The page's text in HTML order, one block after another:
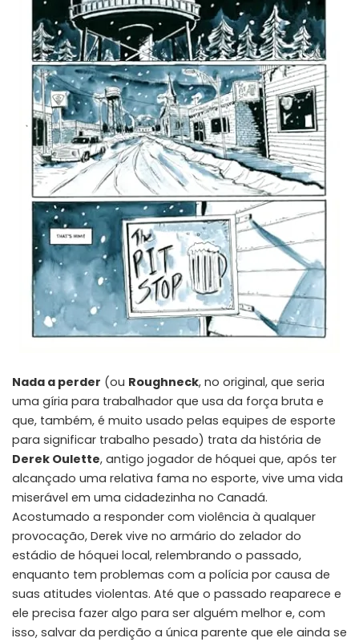
Nada a perder (ou Roughneck, no original, que seria
uma gíria para trabalhador que usa da força bruta e
que, também, é muito usado pelas equipes de esporte
para significar trabalho pesado) trata da história de
Derek Oulette, antigo jogador de hóquei que, após ter
alcançado uma relativa fama no esporte, vive uma vida
miserável em uma cidadezinha no Canadá.
Acostumado a responder com violência à qualquer
provocação, Derek vive no armário do zelador do
estádio de hóquei local, relembrando o passado,
enquanto tem problemas com a polícia por causa de
suas atitudes violentas. Até que o passado reaparece e
ele precisa fazer algo para ser alguém melhor e, com
isso, salvar da perdição a única parente que ele ainda se